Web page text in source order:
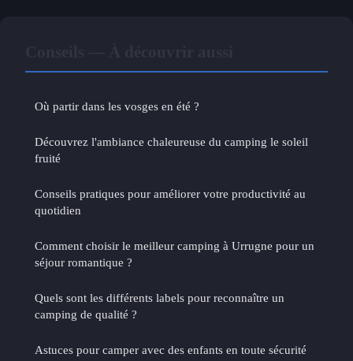
Où partir dans les vosges en été ?
Découvrez l'ambiance chaleureuse du camping le soleil
fruité
Conseils pratiques pour améliorer votre productivité au
quotidien
Comment choisir le meilleur camping à Urrugne pour un
séjour romantique ?
Quels sont les différents labels pour reconnaître un
camping de qualité ?
Astuces pour camper avec des enfants en toute sécurité